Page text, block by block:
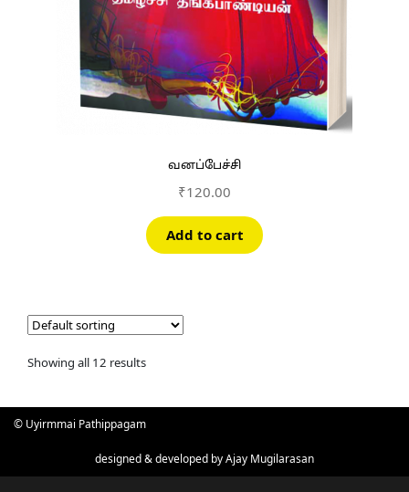
வனப்பேச்சி
₹120.00
Add to cart
Showing all 12 results
© Uyirmmai Pathippagam
designed & developed byAjay Mugilarasan